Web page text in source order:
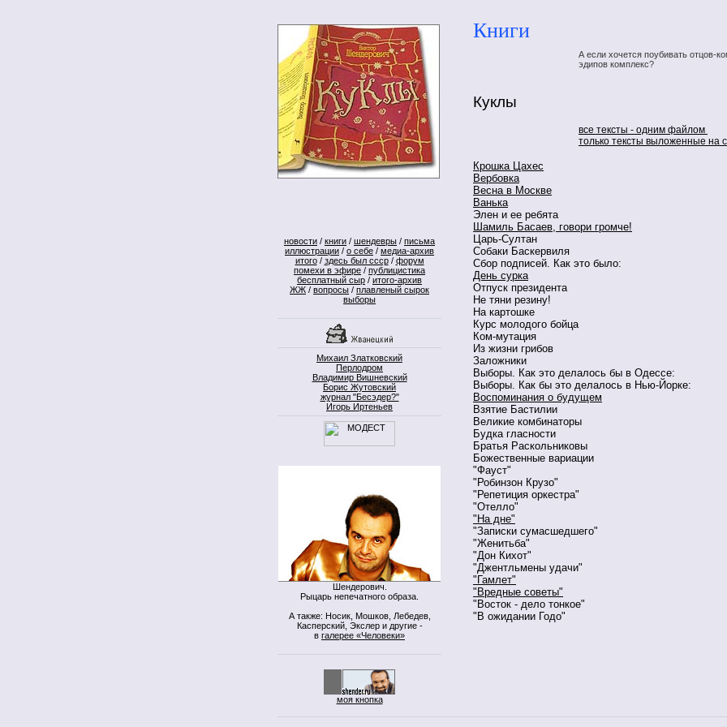
новости / книги / шендевры / письма
иллюстрации / о себе / медиа-архив
итого/ здесь был ссср/ форум
помехи в эфире / публицистика
бесплатный сыр / итого-архив
ЖЖ / вопросы / плавленый сырок
выборы
Михаил Златковский
Перлодром
Владимир Вишневский
Борис Жутовский
журнал "Бесэдер?"
Игорь Иртеньев
Шендерович.
Рыцарь непечатного образа.
А также: Носик, Мошков, Лебедев,
Касперский, Экслер и другие -
в галерее «Человеки»
моя кнопка
Книги
А если хочется поубивать отцов-
эдипов комплекс?
Куклы
все тексты - одним файлом
только тексты выложенные на
Крошка Цахес
Вербовка
Весна в Москве
Ванька
Элен и ее ребята
Шамиль Басаев, говори громче!
Царь-Султан
Собаки Баскервиля
Сбор подписей. Как это было:
День сурка
Отпуск президента
Не тяни резину!
На картошке
Курс молодого бойца
Ком-мутация
Из жизни грибов
Заложники
Выборы. Как это делалось бы в Одессе:
Выборы. Как бы это делалось в Нью-Йорке:
Воспоминания о будущем
Взятие Бастилии
Великие комбинаторы
Будка гласности
Братья Раскольниковы
Божественные вариации
"Фауст"
"Робинзон Крузо"
"Репетиция оркестра"
"Отелло"
"На дне"
"Записки сумасшедшего"
"Женитьба"
"Дон Кихот"
"Джентльмены удачи"
"Гамлет"
"Вредные советы"
"Восток - дело тонкое"
"В ожидании Годо"